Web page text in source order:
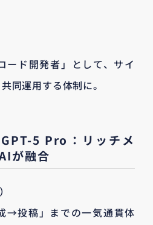
ード開発者」として、サイ
同運用する体制に。
5 Pro：リッチメ
が融合
→投稿」までの一気通貫体